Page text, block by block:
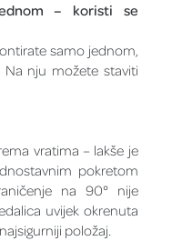
– koristi se
samo jednom,
nju možete staviti
vratima – lakše je
pokretom
na 90° nije
uvijek okrenuta
položaj.